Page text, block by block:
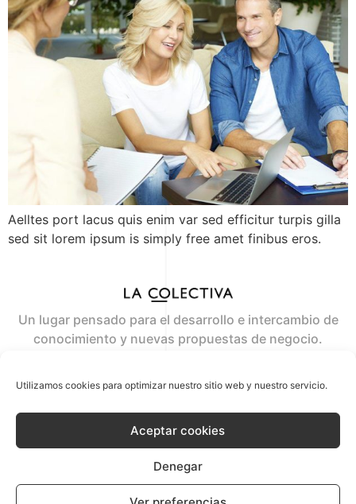
Utilizamos cookies para optimizar nuestro sitio web y nuestro servicio.
Aceptar cookies
Denegar
Aelltes port lacus quis enim var sed efficitur turpis gilla
sed sit lorem ipsum is simply free amet finibus eros.
Un lugar pensado para el desarrollo e intercambio de
conocimiento y nuevas propuestas de negocio.
contacto@lacolectiva.co
+34 629 669 413
© 2020 La COlectiva